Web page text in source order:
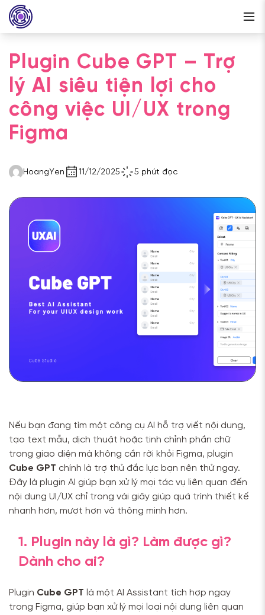
Plugin Cube GPT – Trợ
lý AI siêu tiện lợi cho
công việc UI/UX trong
Figma
HoangYen 11/12/2025 5 phút đọc
Nếu bạn đang tìm một công cụ AI hỗ trợ viết nội dung,
tạo text mẫu, dịch thuật hoặc tinh chỉnh phần chữ
trong giao diện mà không cần rời khỏi Figma, plugin
Cube GPT chính là trợ thủ đắc lực bạn nên thử ngay.
Đây là plugin AI giúp bạn xử lý mọi tác vụ liên quan đến
nội dung UI/UX chỉ trong vài giây giúp quá trình thiết kế
nhanh hơn, mượt hơn và thông minh hơn.
1. Plugin này là gì? Làm được gì?
Dành cho ai?
Plugin Cube GPT là một AI Assistant tích hợp ngay
trong Figma, giúp bạn xử lý mọi loại nội dung liên quan